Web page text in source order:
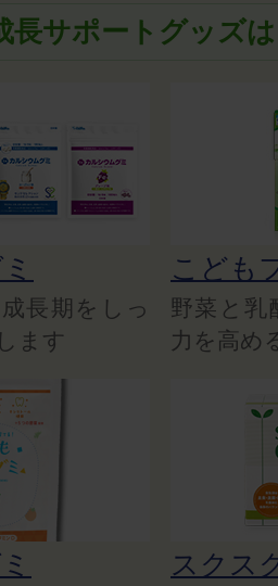
長サポートグッズ
長期をしっ
ます
こども
野菜と乳
力を高め
スクス